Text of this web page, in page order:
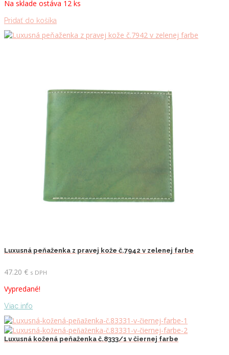
Na sklade ostáva 12 ks
Pridať do košíka
Luxusná peňaženka z pravej kože č.7942 v zelenej farbe
47.20 € s DPH
Vypredané!
Viac info
Luxusná kožená peňaženka č.8333/1 v čiernej farbe